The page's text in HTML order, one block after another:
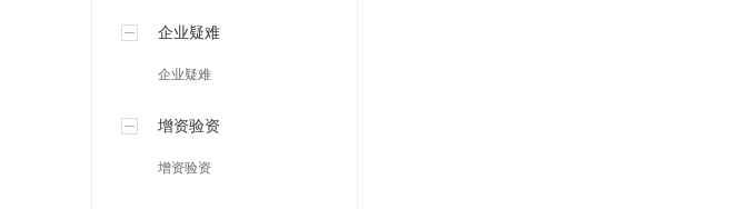
企业疑难
企业疑难
增资验资
增资验资